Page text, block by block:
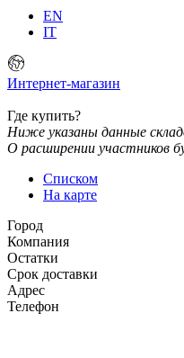
EN
IT
Интернет-магазин
Где купить?
Ниже указаны данные
О расширении участников
Списком
На карте
Город
Компания
Остатки
Срок доставки
Адрес
Телефон